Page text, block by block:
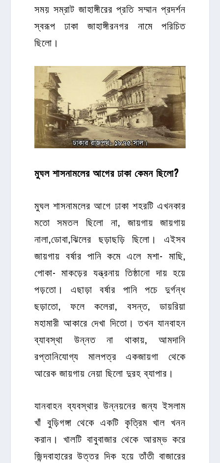
সময় সম্রাট জাহাঙ্গীরের প্রতি সম্মান প্রদর্শন
স্বরূপ ঢাকা জাহাঙ্গীরনগর নামে পরিচিত
ছিলো।
মুঘল শাসনামলের আগের ঢাকা কেমন ছিলো?
মুঘল শাসনামলের আগে ঢাকা শহরটি এখনকার
মতো সমতল ছিলো না, জায়গায় জায়গায়
নালা,ডোবা,ঝিলের ছড়াছড়ি ছিলো। এইসব
জায়গায় বর্ষার পানি কমে এলে মশা- মাছি,
পোকা- মাকড়ের যন্ত্রনায় তিষ্ঠানো দায় হয়ে
পড়তো। এছাড়া বর্ষার পানি পচে দুর্গন্ধ
ছড়াতো, ফলে কলেরা, বসন্ত, ডায়রিয়া
মহামারী আকারে দেখা দিতো। তখন যানবাহন
ব্যাবস্থা উন্নত না থাকায়, আমদানি
রপ্তানিযোগ্য মালপত্র একজায়গা থেকে
আরেক জায়গায় নেয়া ছিলো দুরহ ব্যাপার।
যানবাহন ব্যবস্থার উন্নয়নের জন্য ইসলাম
খাঁ বুড়িগঙ্গা থেকে একটি কৃত্রিম খাল খনন
করান। খালটি বাবুবাজার থেকে আরম্ভ করে
জিন্দবাহারের উত্তর দিক হয়ে তাঁতী বাজারের